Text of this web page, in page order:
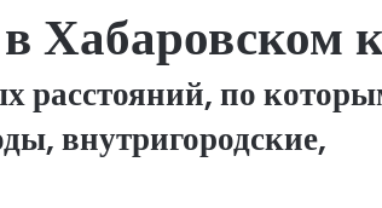
Хабаровском
расстояний, по
внутригородские,